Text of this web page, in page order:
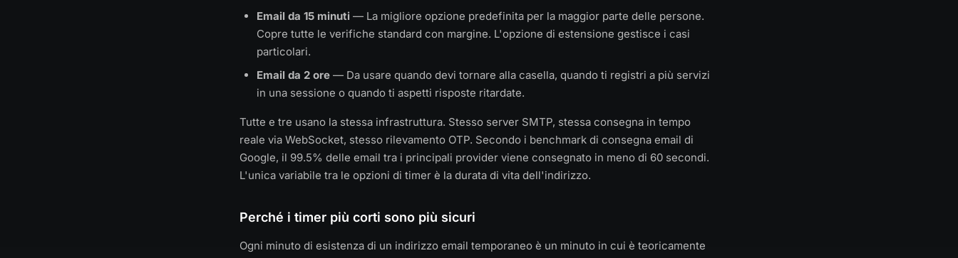
Email da 15 minuti — La migliore opzione predefinita per la maggior parte delle persone.
Copre tutte le verifiche standard con margine. L'opzione di estensione gestisce i casi
particolari.
Email da 2 ore — Da usare quando devi tornare alla casella, quando ti registri a più servizi
in una sessione o quando ti aspetti risposte ritardate.
Tutte e tre usano la stessa infrastruttura. Stesso server SMTP, stessa consegna in tempo
reale via WebSocket, stesso rilevamento OTP. Secondo i benchmark di consegna email di
Google, il 99.5% delle email tra i principali provider viene consegnato in meno di 60 secondi.
L'unica variabile tra le opzioni di timer è la durata di vita dell'indirizzo.
Perché i timer più corti sono più sicuri
Ogni minuto di esistenza di un indirizzo email temporaneo è un minuto in cui è teoricamente